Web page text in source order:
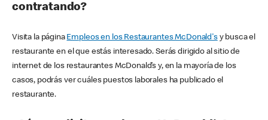
contratando?
Visita la página Empleos en los Restaurantes McDonald'sy busca el
restaurante en el que estás interesado. Serás dirigido al sitio de
internet de los restaurantes McDonald’s y, en la mayoría de los
casos, podrás ver cuáles puestos laborales ha publicado el
restaurante.